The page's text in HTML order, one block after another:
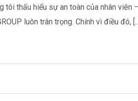
tôi thấu hiểu sự an toàn của nhân
luôn trân trọng. Chính vì điều đó,